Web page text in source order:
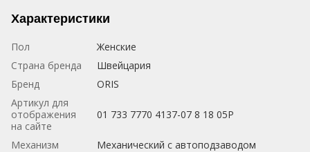
Характеристики
Пол
Женские
Страна бренда
Швейцария
Бренд
ORIS
Артикул для
отображения
на сайте
01 733 7770 4137-07 8 18 05P
Механизм
Механический с автоподзаводом